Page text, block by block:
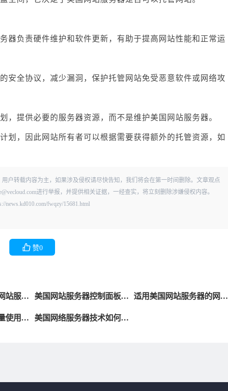
器负责硬件维护和软件更新，有助于提高网站性能和正常运
安全协议，减少漏洞，保护托管网站免受恶意软件或网络攻
，提供必要的服务器资源，而不是维护美国网站服务器。
划，因此网站所有者可以根据需要获得额外的托管资源，如
户转载内容为主，如果涉及侵权请尽快告知，我们将会在第一时间删除。文章观点
进行举报，并提供相关证据，一经查实，将立刻删除涉嫌侵权内容。
fwqzy/15681.html
赞0
站服务
美国网站服务器控制面板功 适用美国网站服务器的网站
使用超
美国网络服务器技术如何选